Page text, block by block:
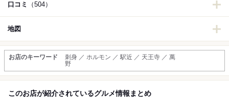
口コミ （504）
地図
お店のキーワード
刺身 ／ ホルモン ／ 駅近 ／ 天王寺 ／ 萬
野
このお店が紹介されているグルメ情報まとめ